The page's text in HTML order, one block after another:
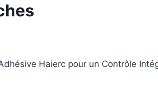
Haierc pour un Contrôle